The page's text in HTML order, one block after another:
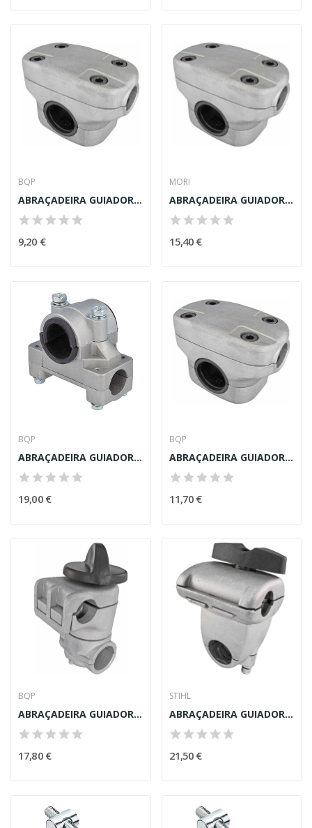
BQP
ABRAÇADEIRA GUIADOR ROÇADORA 19mm (VARA 28mm)
9,20 €
MORI
ABRAÇADEIRA GUIADOR ROÇADORA 19mm (VARA 28mm) MORI
15,40 €
BQP
ABRAÇADEIRA GUIADOR ROÇADORA 19mm (VARA 32mm)
19,00 €
BQP
ABRAÇADEIRA GUIADOR ROÇADORA 22mm (VARA 28mm)
11,70 €
BQP
ABRAÇADEIRA GUIADOR ROÇADORA 22mm (VARA 28mm)
17,80 €
STIHL
ABRAÇADEIRA GUIADOR ROÇADORA STIHL (VARA 25,4mm)
21,50 €